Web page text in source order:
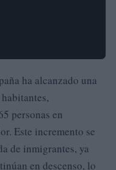
ha alcanzado una
personas en
Este incremento se
de inmigrantes, ya
en descenso, lo